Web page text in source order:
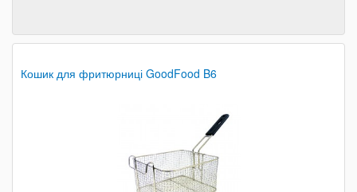
Кошик для фритюрниці GoodFood B6